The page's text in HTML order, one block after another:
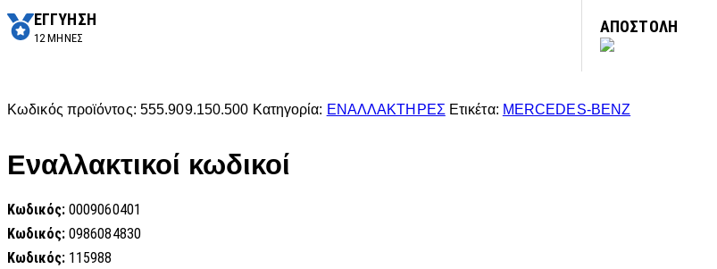
ΕΓΓΥΗΣΗ
12 ΜΗΝΕΣ
ΑΠΟΣΤΟΛΗ
Κωδικός προϊόντος: 555.909.150.500 Κατηγορία: ΕΝΑΛΛΑΚΤΗΡΕΣ Ετικέτα: MERCEDES-BENZ
Εναλλακτικοί κωδικοί
Κωδικός: 0009060401
Κωδικός: 0986084830
Κωδικός: 115988